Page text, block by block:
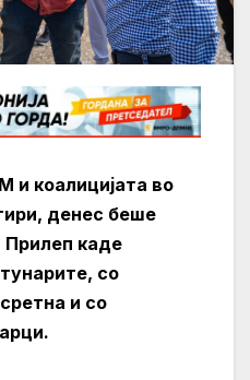
коалицијата во
денес беше
Прилеп каде
со
и со